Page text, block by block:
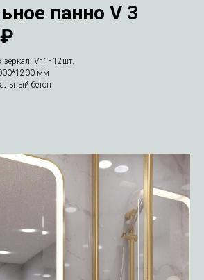
панно V 3
зеркал: Vr 1- 12шт.
мм
бетон